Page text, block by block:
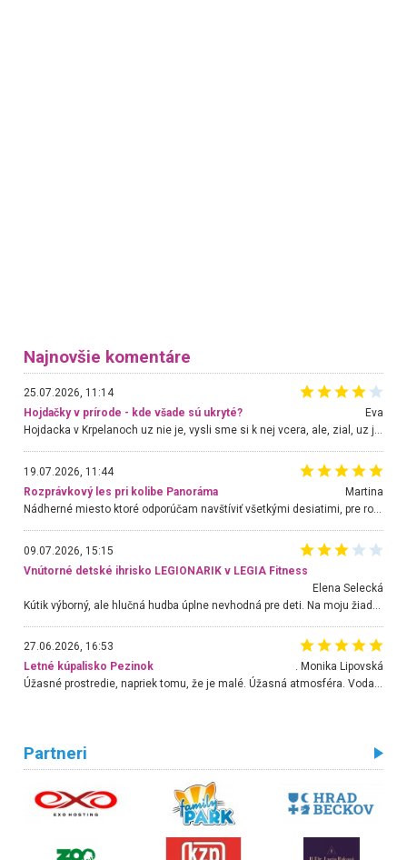
Najnovšie komentáre
25.07.2026, 11:14
Hojdačky v prírode - kde všade sú ukryté?
Eva
Hojdacka v Krpelanoch uz nie je, vysli sme si k nej vcera, ale, zial, uz je znicena. Ak sem planujete cestu len kvoli hojdacke, mozete si ju usetrit. Krasny vyhlad je tu vsak aj bez hojdacky :-)
19.07.2026, 11:44
Rozprávkový les pri kolibe Panoráma
Martina
Nádherné miesto ktoré odporúčam navštíviť všetkými desiatimi, pre rodiny s deťmi, dôchodcom... Proste a jednoducho ozaj rozprávkový les.. určite ešte prídeme. Odniesli sme si na pamiatku krásne tričká,
09.07.2026, 15:15
Vnútorné detské ihrisko LEGIONARIK v LEGIA Fitness
Elena Selecká
27.06.2026, 16:53
Letné kúpalisko Pezinok
. Monika Lipovská
Úžasné prostredie, napriek tomu, že je malé. Úžasná atmosféra. Voda fantastická a nádherná. Ľudí je pomerne veľa, ale su mili a ohľaduplní. Je veľmi zaujímavé sledovať, ako dokážu spolu športovať cudzí ľudia a bez ohľadu na vek. Vládne tu pohoda. Vnuka neviem dostať z vody. Ďakujem za krásny deň . Urcite sa sem vrátim. Jediný problém je s parkovaním, ale aj ten sa mi podarilo vyriešiť. Monika Bratislava
Partneri